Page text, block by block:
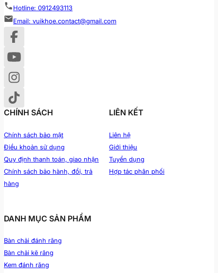
Hotline: 0912493113
Email: vuikhoe.contact@gmail.com
CHÍNH SÁCH
Chính sách bảo mật
Điều khoản sử dụng
Quy định thanh toán, giao nhận
Chính sách bảo hành, đổi, trả
hàng
LIÊN KẾT
Liên hệ
Giới thiệu
Tuyển dụng
Hợp tác phân phối
DANH MỤC SẢN PHẨM
Bàn chải đánh răng
Bàn chải kẽ răng
Kem đánh răng